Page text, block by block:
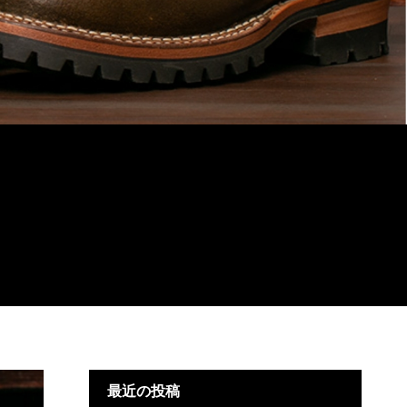
最近の投稿